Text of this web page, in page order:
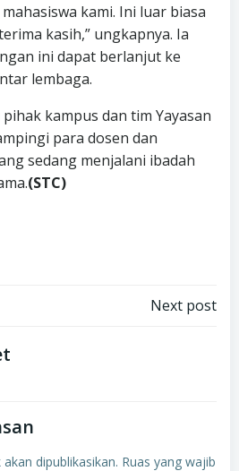
kami. Ini luar biasa
kasih,” ungkapnya. Ia
ini dapat berlanjut ke
lembaga.
kampus dan tim Yayasan
para dosen dan
sedang menjalani ibadah
(STC)
NavigasiNext post
dipublikasikan. Ruas yang wajib